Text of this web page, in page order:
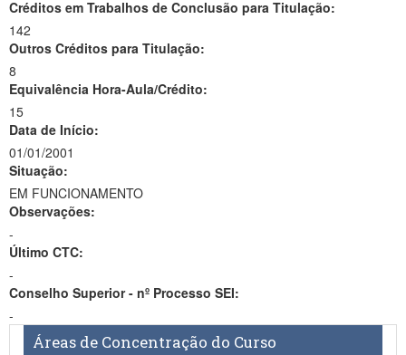
Créditos em Trabalhos de Conclusão para Titulação:
142
Outros Créditos para Titulação:
8
Equivalência Hora-Aula/Crédito:
15
Data de Início:
01/01/2001
Situação:
EM FUNCIONAMENTO
Observações:
-
Último CTC:
-
Conselho Superior - nº Processo SEI:
-
Áreas de Concentração do Curso